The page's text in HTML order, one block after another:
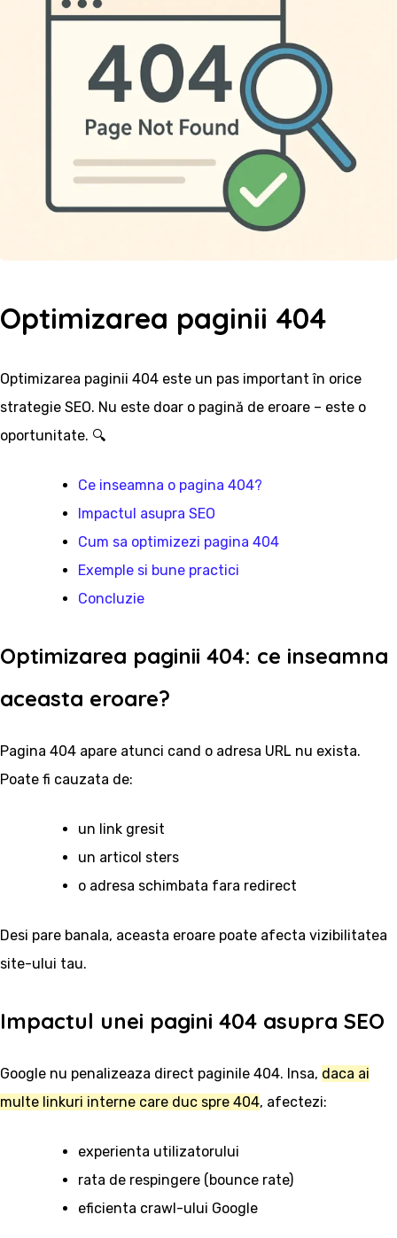
Optimizarea paginii 404
Optimizarea paginii 404 este un pas important în orice
strategie SEO. Nu este doar o pagină de eroare – este o
oportunitate. 🔍
Ce inseamna o pagina 404?
Impactul asupra SEO
Cum sa optimizezi pagina 404
Exemple si bune practici
Concluzie
Optimizarea paginii 404: ce inseamna
aceasta eroare?
Pagina 404 apare atunci cand o adresa URL nu exista.
Poate fi cauzata de:
un link gresit
un articol sters
o adresa schimbata fara redirect
Desi pare banala, aceasta eroare poate afecta vizibilitatea
site-ului tau.
Impactul unei pagini 404 asupra SEO
Google nu penalizeaza direct paginile 404. Insa, daca ai
multe linkuri interne care duc spre 404, afectezi:
experienta utilizatorului
rata de respingere (bounce rate)
eficienta crawl-ului Google